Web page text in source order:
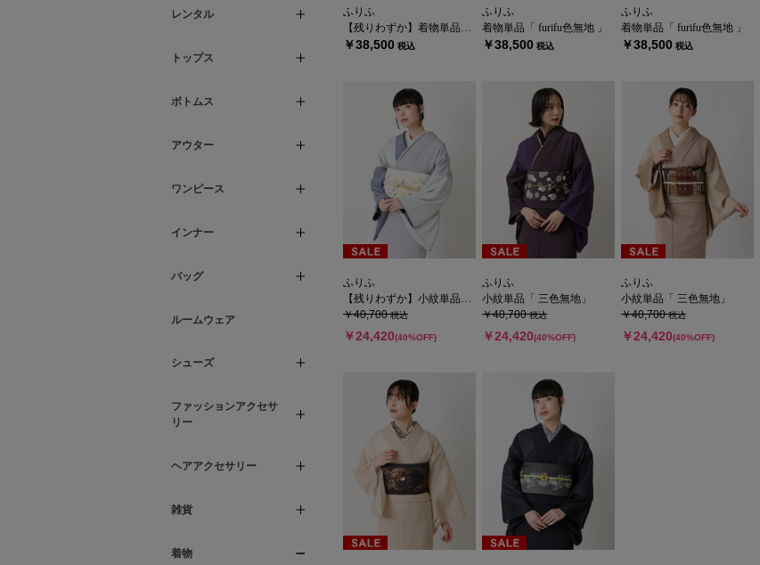
レンタル
トップス
ボトムス
アウター
ワンピース
インナー
バッグ
ルームウェア
シューズ
ファッションアクセサ
リー
ヘアアクセサリー
雑貨
着物
ふりふ
【残りわずか】着物単品「 furifu色無地 」
￥38,500 税込
ふりふ
着物単品「 furifu色無地 」
￥38,500 税込
ふりふ
着物単品「 furifu色無地 」
￥38,500 税込
ふりふ
【残りわずか】小紋単品「 三色無地」
￥40,700 税込
￥24,420(40%OFF)
ふりふ
小紋単品「 三色無地」
￥40,700 税込
￥24,420(40%OFF)
ふりふ
小紋単品「 三色無地」
￥40,700 税込
￥24,420(40%OFF)